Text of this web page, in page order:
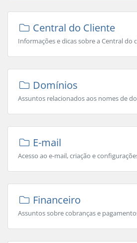
Central do Cliente
Informações e dicas sobre a Central do
Domínios
Assuntos relacionados aos nomes de
E-mail
Acesso ao e-mail, criação e
Financeiro
Assuntos sobre cobranças e